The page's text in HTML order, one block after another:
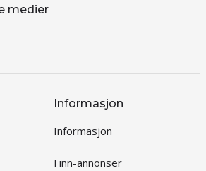
medier
Informasjon
Informasjon
Finn-annonser